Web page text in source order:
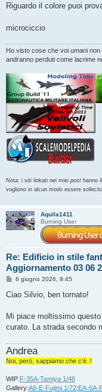
Riguardo il colore puoi
microciccio
Ho visto cose che voi umani
andranno perduti come lacrime
Nota: i siti linkati nei miei post hanno
vogliono in alcun modo essere
Aquila1411
Burning User
Re: Edificio in stile
Aggiornamento 03 06
M
s
g
i
6 giugno 2026, 9:45
Ciao Silvio, ben tornato!
Mi piace moltissimo
curato. La strada secondo
Andrea
Noi, però, sappiamo che c'è..!
WIP:F-35A-Tamiya 1/48
Gallery:A6-E-Fujimi 1/72;EA-6A-